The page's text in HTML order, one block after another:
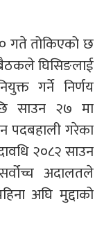
गते तोकिएको छ
घिसिङलाई
गर्ने निर्णय
साउन २७ मा
पदबहाली गरेका
२०८२ साउन
अदालतले
अघि मुद्दाको